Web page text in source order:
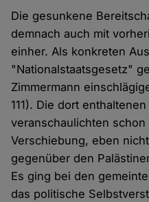
Die gesunkene
demnach auch mit
einher. Als konkreten
"Nationalstaatsgesetz"
Zimmermann
111). Die dort
veranschaulichten
Verschiebung, eben
gegenüber den
Es ging bei den
das politische